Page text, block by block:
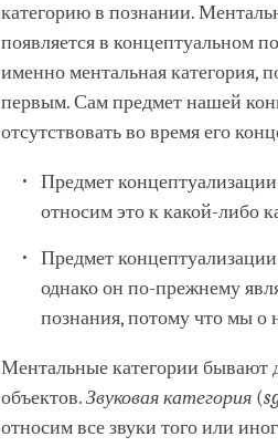
категорию в познании.
появляется в концептуальном
именно ментальная категория,
первым. Сам предмет нашей
отсутствовать во время его
Предмет
относим это к какой-либо
Предмет
однако он по-прежнему
познания, потому что мы о
Ментальные категории бывают
объектов.Звуковая категория (
относим все звуки того или